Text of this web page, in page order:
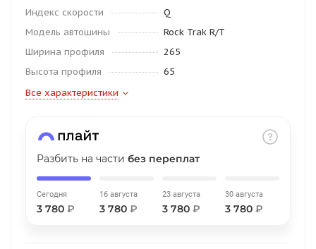
Индекс скорости
Q
Модель автошины
Rock Trak R/T
Ширина профиля
265
Высота профиля
65
Все характеристики
Разбить на части без переплат
Сегодня
3 780 ₽
16 августа
3 780 ₽
23 августа
3 780 ₽
30 августа
3 780 ₽
Остались вопросы?
8 800 302-02-51
plait.ru